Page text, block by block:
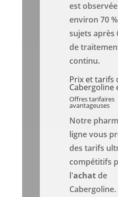
est
environ 70
sujets après
de
continu.
Prix et tarifs
Cabergoline
Offres tarifaires
avantageuses
Notre
ligne vous
des tarifs
compétitifs
l'achatde
Cabergoline.